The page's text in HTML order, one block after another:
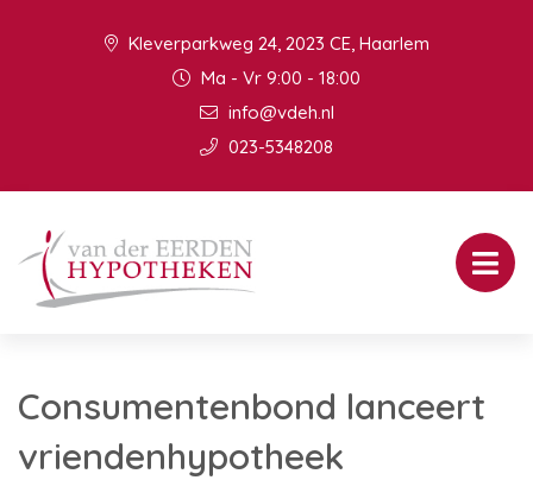
Kleverparkweg 24, 2023 CE, Haarlem
Ma - Vr 9:00 - 18:00
info@vdeh.nl
023-5348208
Consumentenbond lanceert
vriendenhypotheek